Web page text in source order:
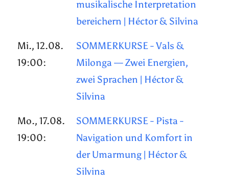
musikalische Interpretation
bereichern | Héctor & Silvina
Mi., 12.08.
19:00:
SOMMERKURSE - Vals &
Milonga — Zwei Energien,
zwei Sprachen | Héctor &
Silvina
Mo., 17.08.
19:00:
SOMMERKURSE - Pista -
Navigation und Komfort in
der Umarmung | Héctor &
Silvina